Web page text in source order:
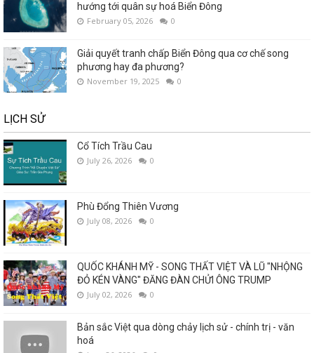
hướng tới quân sự hoá Biển Đông
February 05, 2026 0
Giải quyết tranh chấp Biển Đông qua cơ chế song
phương hay đa phương?
November 19, 2025 0
LỊCH SỬ
Cổ Tích Trầu Cau
July 26, 2026 0
Phù Đổng Thiên Vương
July 08, 2026 0
QUỐC KHÁNH MỸ - SONG THẤT VIỆT VÀ LŨ "NHỘNG
ĐỎ KÉN VÀNG" ĐĂNG ĐÀN CHỬI ÔNG TRUMP
July 02, 2026 0
Bản sắc Việt qua dòng chảy lịch sử - chính trị - văn
hoá